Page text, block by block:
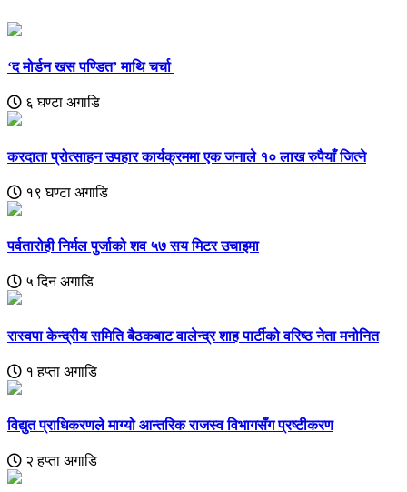
‘द मोर्डन खस पण्डित’ माथि चर्चा
६ घण्टा अगाडि
करदाता प्रोत्साहन उपहार कार्यक्रममा एक जनाले १० लाख रुपैयाँ जित्ने
१९ घण्टा अगाडि
पर्वतारोही निर्मल पुर्जाको शव ५७ सय मिटर उचाइमा
५ दिन अगाडि
रास्वपा केन्द्रीय समिति बैठकबाट वालेन्द्र शाह पार्टीको वरिष्ठ नेता मनोनित
१ हप्ता अगाडि
विद्युत प्राधिकरणले माग्यो आन्तरिक राजस्व विभागसँग प्रष्टीकरण
२ हप्ता अगाडि